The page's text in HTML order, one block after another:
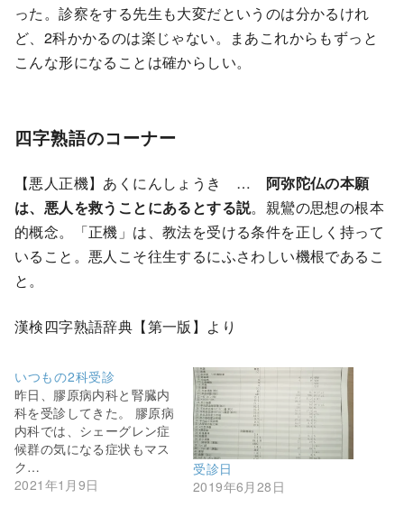
った。診察をする先生も大変だというのは分かるけれ
ど、2科かかるのは楽じゃない。まあこれからもずっと
こんな形になることは確からしい。
四字熟語のコーナー
【悪人正機】あくにんしょうき … 阿弥陀仏の本願
は、悪人を救うことにあるとする説。親鸞の思想の根本
的概念。「正機」は、教法を受ける条件を正しく持って
いること。悪人こそ往生するにふさわしい機根であるこ
と。
漢検四字熟語辞典【第一版】より
いつもの2科受診
昨日、膠原病内科と腎臓内
科を受診してきた。 膠原病
内科では、シェーグレン症
候群の気になる症状もマス
ク…
2021年1月9日
受診日
2019年6月28日